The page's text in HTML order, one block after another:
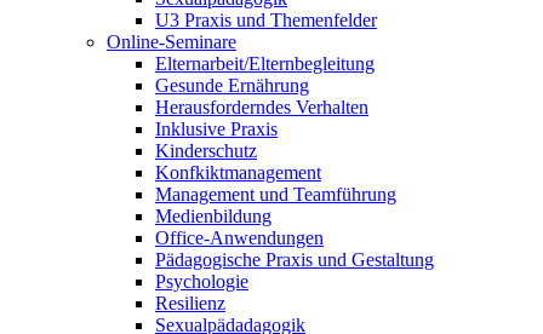
U3 Praxis und Themenfelder
Online-Seminare
Elternarbeit/Elternbegleitung
Gesunde Ernährung
Herausforderndes Verhalten
Inklusive Praxis
Kinderschutz
Konfkiktmanagement
Management und Teamführung
Medienbildung
Office-Anwendungen
Pädagogische Praxis und Gestaltung
Psychologie
Resilienz
Sexualpädadagogik